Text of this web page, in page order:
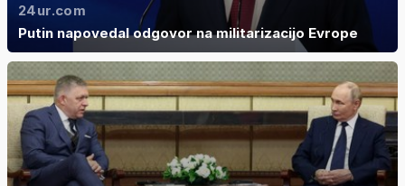
24ur.com
Putin napovedal odgovor na militarizacijo Evrope